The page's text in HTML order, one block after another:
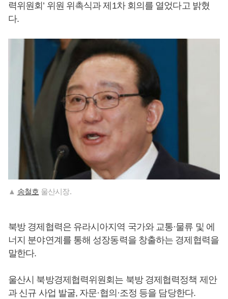
력위원회’ 위원 위촉식과 제1차 회의를 열었다고 밝혔
다.
▲ 송철호 울산시장.
북방 경제협력은 유라시아지역 국가와 교통·물류 및 에
너지 분야연계를 통해 성장동력을 창출하는 경제협력을
말한다.
울산시 북방경제협력위원회는 북방 경제협력정책 제안
과 신규 사업 발굴, 자문·협의·조정 등을 담당한다.